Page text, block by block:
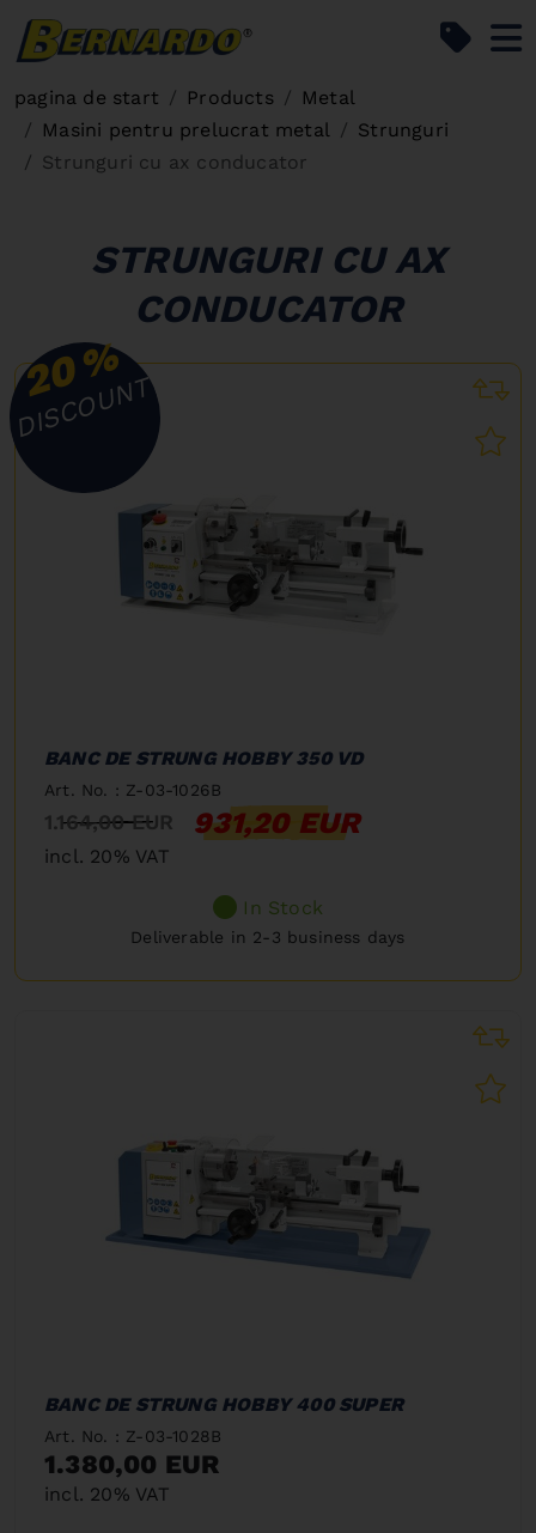
pagina de start Products
Metal
Masini pentru prelucrat metal
Strunguri
Strunguri cu ax conducator
STRUNGURI CU AX
CONDUCATOR
20%
DISCOUNT
BANC DE STRUNG HOBBY 350 VD
Art. No. : Z-03-1026B
1.164,00 EUR 931,20 EUR
incl. 20% VAT
In Stock
Deliverable in 2-3 business days
BANC DE STRUNG HOBBY 400 SUPER
Art. No. : Z-03-1028B
1.380,00 EUR
incl. 20% VAT